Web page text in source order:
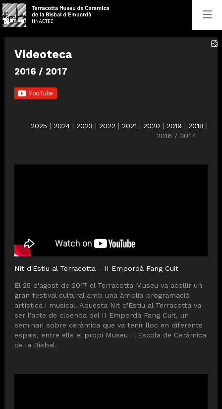
Videoteca
2016 / 2017
2025 | 2024 | 2023 | 2022 | 2021 | 2020 | 2019 | 2018 |
2016 / 2017
Nit d'Estiu al Terracotta - II Empordà Fang Cuit
El 25 d'agost de 2017 el Terracotta Museu va acollir un
gran festival cultural amb una àmplia programació
artística i musical. Aquesta Nit d'Estiu al Terracotta va
ser l'acte de cloenda del II Empordà Fang Cuit, un
seminari sobre ceràmica que va tenir lloc en diferents
espais, entre ells el propi Museu i l'Escola de Ceràmica
de la Bisbal.